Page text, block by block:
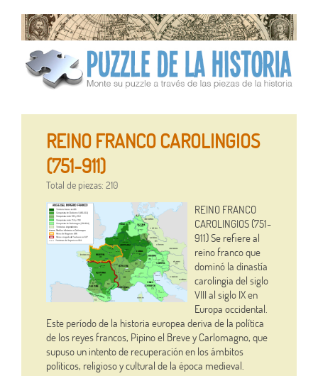
REINO FRANCO CAROLINGIOS
(751-911)
Total de piezas: 210
REINO FRANCO
CAROLINGIOS (751-
911) Se refiere al
reino franco que
dominó la dinastía
carolingia del siglo
VIII al siglo IX en
Europa occidental.
Este período de la historia europea deriva de la política
de los reyes francos, Pipino el Breve y Carlomagno, que
supuso un intento de recuperación en los ámbitos
políticos, religioso y cultural de la época medieval.